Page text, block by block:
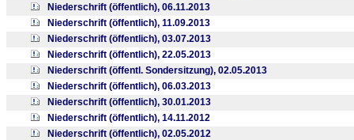
Niederschrift (öffentlich), 06.11.2013
Niederschrift (öffentlich), 11.09.2013
Niederschrift (öffentlich), 03.07.2013
Niederschrift (öffentlich), 22.05.2013
Niederschrift (öffentl. Sondersitzung), 02.05.2013
Niederschrift (öffentlich), 06.03.2013
Niederschrift (öffentlich), 30.01.2013
Niederschrift (öffentlich), 14.11.2012
Niederschrift (öffentlich), 02.05.2012